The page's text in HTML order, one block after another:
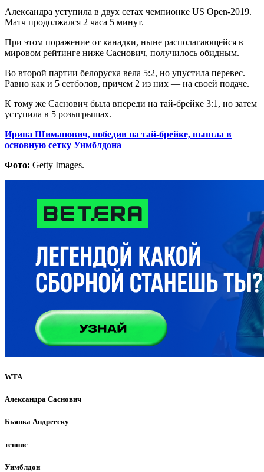
Александра уступила в двух сетах чемпионке US Open-2019.
Матч продолжался 2 часа 5 минут.
При этом поражение от канадки, ныне располагающейся в
мировом рейтинге ниже Саснович, получилось обидным.
Во второй партии белоруска вела 5:2, но упустила перевес.
Равно как и 5 сетболов, причем 2 из них — на своей подаче.
К тому же Саснович была впереди на тай-брейке 3:1, но затем
уступила в 5 розыгрышах.
Ирина Шиманович, победив на тай-брейке, вышла в
основную сетку Уимблдона
Фото: Getty Images.
WTA
Александра Саснович
Бьянка Андрееску
теннис
Уимблдон